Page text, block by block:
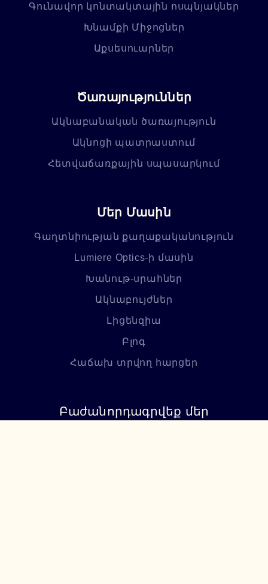
Գունավոր կոնտակտային ոսպնյակներ
Խնամքի Միջոցներ
Աքսեսուարներ
Ծառայություններ
Ակնաբանական ծառայություն
Ակնոցի պատրաստում
Հետվաճառքային սպասարկում
Մեր Մասին
Գաղտնիության քաղաքականություն
Lumiere Optics-ի մասին
Խանութ-սրահներ
Ակնաբույժներ
Լիցենզիա
Բլոգ
Հաճախ տրվող հարցեր
Բաժանորդագրվեք մեր